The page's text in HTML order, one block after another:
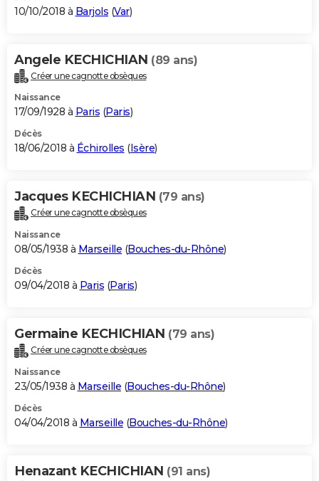
10/10/2018 à Barjols (Var)
Angele KECHICHIAN (89 ans)
Créer une cagnotte obsèques
Naissance
17/09/1928 à Paris (Paris)
Décès
18/06/2018 à Échirolles (Isère)
Jacques KECHICHIAN (79 ans)
Créer une cagnotte obsèques
Naissance
08/05/1938 à Marseille (Bouches-du-Rhône)
Décès
09/04/2018 à Paris (Paris)
Germaine KECHICHIAN (79 ans)
Créer une cagnotte obsèques
Naissance
23/05/1938 à Marseille (Bouches-du-Rhône)
Décès
04/04/2018 à Marseille (Bouches-du-Rhône)
Henazant KECHICHIAN (91 ans)